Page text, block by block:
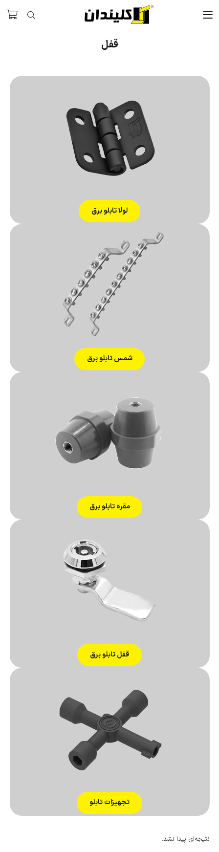
قفل
لولا تابلو برق
شمس تابلو برق
مقره تابلو برق
قفل تابلو برق
تجهیزات تابلو
نتیجه‌ای پیدا نشد.